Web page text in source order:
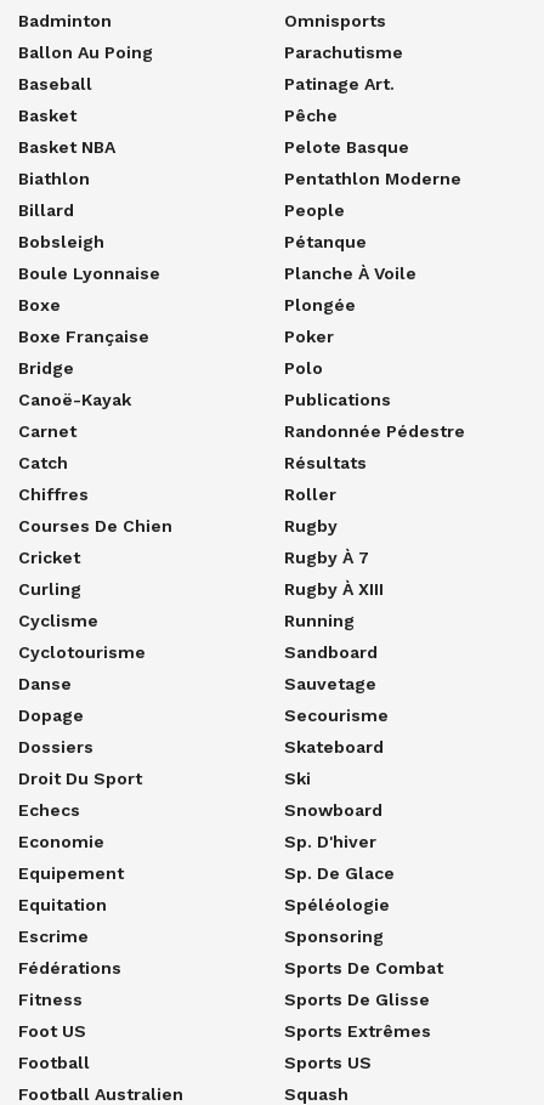
Badminton
Ballon Au Poing
Baseball
Basket
Basket NBA
Biathlon
Billard
Bobsleigh
Boule Lyonnaise
Boxe
Boxe Française
Bridge
Canoë-Kayak
Carnet
Catch
Chiffres
Courses De Chien
Cricket
Curling
Cyclisme
Cyclotourisme
Danse
Dopage
Dossiers
Droit Du Sport
Echecs
Economie
Equipement
Equitation
Escrime
Fédérations
Fitness
Foot US
Football
Football Australien
Omnisports
Parachutisme
Patinage Art.
Pêche
Pelote Basque
Pentathlon Moderne
People
Pétanque
Planche À Voile
Plongée
Poker
Polo
Publications
Randonnée Pédestre
Résultats
Roller
Rugby
Rugby À 7
Rugby À XIII
Running
Sandboard
Sauvetage
Secourisme
Skateboard
Ski
Snowboard
Sp. D'hiver
Sp. De Glace
Spéléologie
Sponsoring
Sports De Combat
Sports De Glisse
Sports Extrêmes
Sports US
Squash